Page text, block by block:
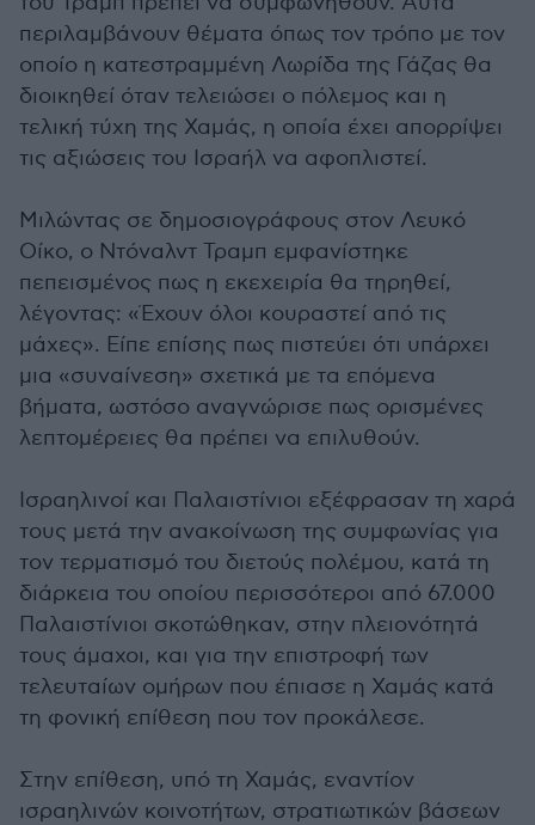
περιλαμβάνουν θέματα όπως τον τρόπο με τον
οποίο η κατεστραμμένη Λωρίδα της Γάζας θα
διοικηθεί όταν τελειώσει ο πόλεμος και η
τελική τύχη της Χαμάς, η οποία έχει απορρίψει
τις αξιώσεις του Ισραήλ να αφοπλιστεί.
Μιλώντας σε δημοσιογράφους στον Λευκό
Οίκο, ο Ντόναλντ Τραμπ εμφανίστηκε
πεπεισμένος πως η εκεχειρία θα τηρηθεί,
λέγοντας: «Έχουν όλοι κουραστεί από τις
μάχες». Είπε επίσης πως πιστεύει ότι υπάρχει
μια «συναίνεση» σχετικά με τα επόμενα
βήματα, ωστόσο αναγνώρισε πως ορισμένες
λεπτομέρειες θα πρέπει να επιλυθούν.
Ισραηλινοί και Παλαιστίνιοι εξέφρασαν τη χαρά
τους μετά την ανακοίνωση της συμφωνίας για
τον τερματισμό του διετούς πολέμου, κατά τη
διάρκεια του οποίου περισσότεροι από 67.000
Παλαιστίνιοι σκοτώθηκαν, στην πλειονότητά
τους άμαχοι, και για την επιστροφή των
τελευταίων ομήρων που έπιασε η Χαμάς κατά
τη φονική επίθεση που τον προκάλεσε.
Στην επίθεση, υπό τη Χαμάς, εναντίον
ισραηλινών κοινοτήτων, στρατιωτικών βάσεων